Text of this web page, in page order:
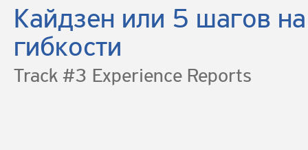
Кайдзен или 5 шагов
гибкости
Track #3 Experience Reports